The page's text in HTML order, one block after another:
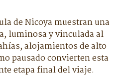
de Nicoya muestran una
luminosa y vinculada al
alojamientos de alto
pausado convierten esta
etapa final del viaje.